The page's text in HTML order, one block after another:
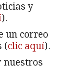
y
).
un correo
(clic aquí).
nuestros